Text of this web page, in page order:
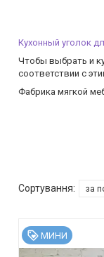
Кухонный уголок
Чтобы выбрать и
соответствии с
Фабрика мягкой
МИНИ